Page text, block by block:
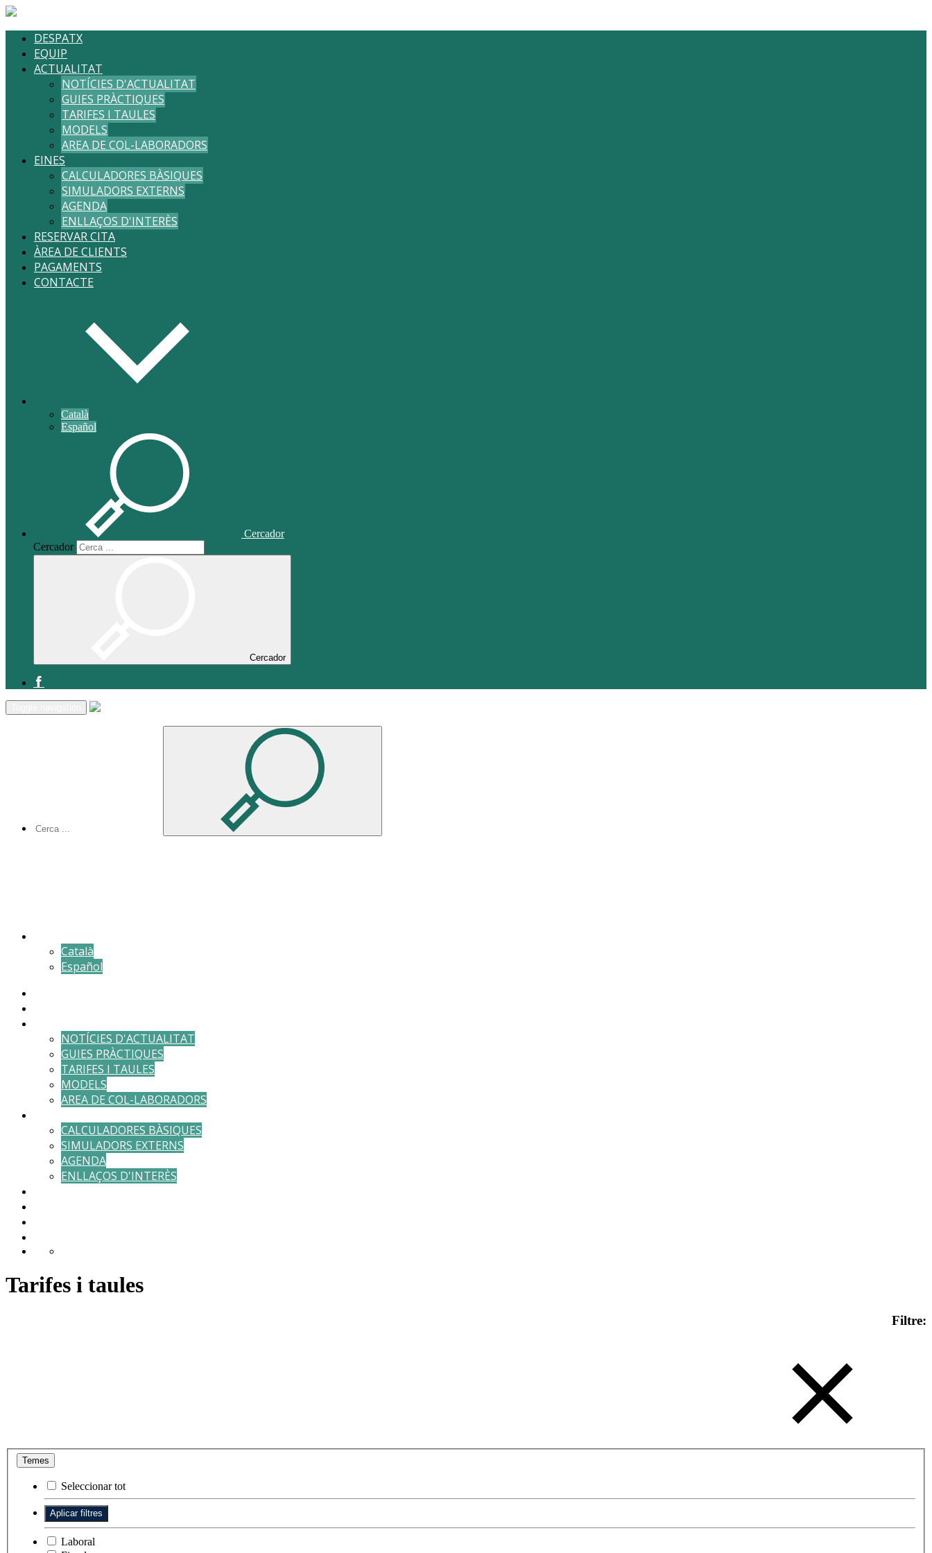
DESPATX
EQUIP
ACTUALITAT
NOTÍCIES D'ACTUALITAT
GUIES PRÀCTIQUES
TARIFES I TAULES
MODELS
AREA DE COL-LABORADORS
EINES
CALCULADORES BÀSIQUES
SIMULADORS EXTERNS
AGENDA
ENLLAÇOS D'INTERÈS
RESERVAR CITA
ÀREA DE CLIENTS
PAGAMENTS
CONTACTE
Català
Español
Cercador
Cercador
Cercador
Català
Español
NOTÍCIES D'ACTUALITAT
GUIES PRÀCTIQUES
TARIFES I TAULES
MODELS
AREA DE COL-LABORADORS
CALCULADORES BÀSIQUES
SIMULADORS EXTERNS
AGENDA
ENLLAÇOS D'INTERÈS
Tarifes i taules
Filtre:
Temes
Seleccionar tot
Laboral